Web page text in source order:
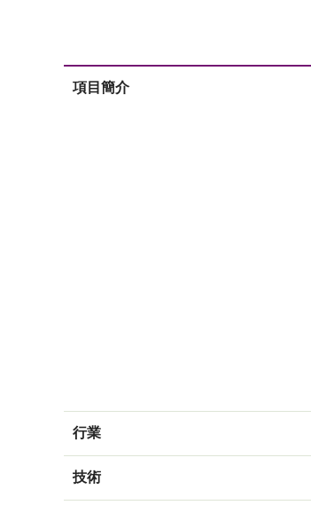
項目簡介
行業
技術